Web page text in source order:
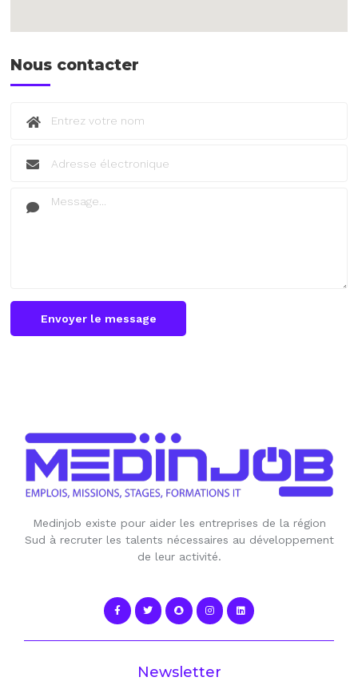
Nous contacter
Envoyer le message
Medinjob existe pour aider les entreprises de la région
Sud à recruter les talents nécessaires au développement
de leur activité.
Newsletter